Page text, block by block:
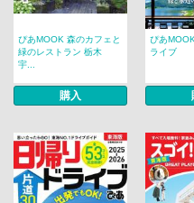
ぴあMOOK 森のカフェと
緑のレストラン 栃木
宇...
購入
ぴあ
ライブ